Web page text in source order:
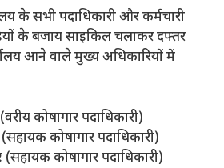
के सभी पदाधिकारी और कर्मचारी
के बजाय साइकिल चलाकर दफ्तर
आने वाले मुख्य अधिकारियों में
(वरीय कोषागार पदाधिकारी)
(सहायक कोषागार पदाधिकारी)
(सहायक कोषागार पदाधिकारी)